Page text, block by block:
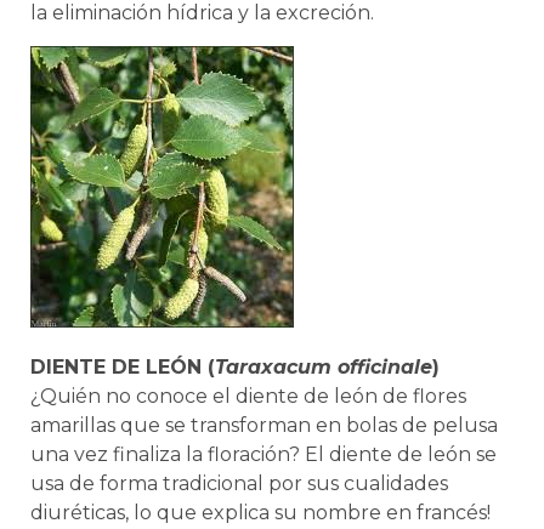
la eliminación hídrica y la excreción.
DIENTE DE LEÓN (Taraxacum officinale)
¿Quién no conoce el diente de león de flores
amarillas que se transforman en bolas de pelusa
una vez finaliza la floración? El diente de león se
usa de forma tradicional por sus cualidades
diuréticas, lo que explica su nombre en francés!